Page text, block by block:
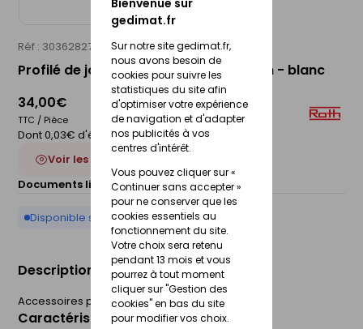
Bienvenue sur
gedimat.fr
Sur notre site gedimat.fr,
nous avons besoin de
cookies pour suivre les
statistiques du site afin
d'optimiser votre expérience
de navigation et d'adapter
nos publicités à vos
centres d'intérêt.
Vous pouvez cliquer sur «
Continuer sans accepter »
pour ne conserver que les
cookies essentiels au
fonctionnement du site.
Votre choix sera retenu
pendant 13 mois et vous
pourrez à tout moment
cliquer sur "Gestion des
cookies" en bas du site
pour modifier vos choix.
Réf : 30362827 ROTH
Profilé de jonction alu VIPANEL - 2,55 m - blanc
34,00€
TTC / Pièce
Dont 0,03€ d'éco-participation
Voir les 3 déclinaisons
Documents liés :
Fiche technique
Disponible sur commande
Description du produit
Accessoires pour panneaux muraux VIPANEL.
Caractéristiques du produit